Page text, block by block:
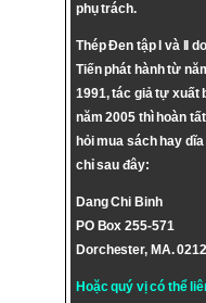
phụ trách.
Thép Đen tập I và II
Tiến phát hành từ
1991, tác giả tự xuất
năm 2005 thì hoàn
hỏi mua sách hay
chỉ sau đây:
Dang Chi Binh
PO Box 255-571
Dorchester, MA.
Hoặc quý vị có thể